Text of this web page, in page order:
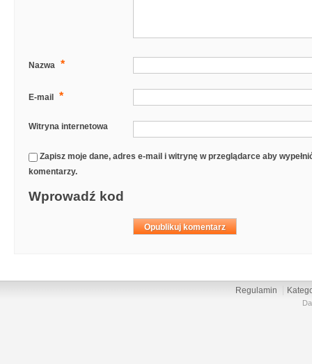
Nazwa *
E-mail *
Witryna internetowa
Zapisz moje dane, adres e-mail i witrynę w przeglądarce aby
komentarzy.
Wprowadź kod
Regulamin